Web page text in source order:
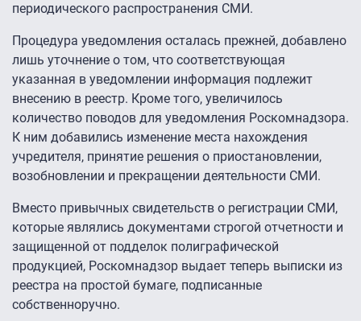
периодического распространения СМИ.
Процедура уведомления осталась прежней, добавлено
лишь уточнение о том, что соответствующая
указанная в уведомлении информация подлежит
внесению в реестр. Кроме того, увеличилось
количество поводов для уведомления Роскомнадзора.
К ним добавились изменение места нахождения
учредителя, принятие решения о приостановлении,
возобновлении и прекращении деятельности СМИ.
Вместо привычных свидетельств о регистрации СМИ,
которые являлись документами строгой отчетности и
защищенной от подделок полиграфической
продукцией, Роскомнадзор выдает теперь выписки из
реестра на простой бумаге, подписанные
собственноручно.